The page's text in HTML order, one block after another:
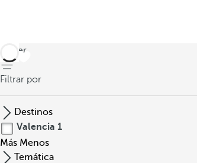
volver
Filtrar por
Destinos
Valencia 1
Más Menos
Temática